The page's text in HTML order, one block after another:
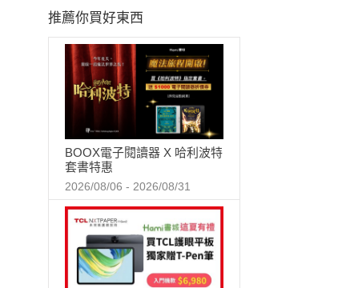
推薦你買好東西
BOOX電子閱讀器 X 哈利波特
套書特惠
2026/08/06 - 2026/08/31